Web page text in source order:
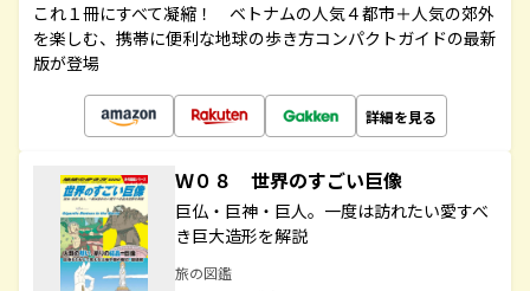
これ１冊にすべて凝縮！ ベトナムの人気４都市＋人気の郊外
を楽しむ、携帯に便利な地球の歩き方コンパクトガイドの最新
版が登場
詳細を見る
Ｗ０８ 世界のすごい巨像
巨仏・巨神・巨人。一度は訪れたい愛すべ
き巨大造形を解説
旅の図鑑